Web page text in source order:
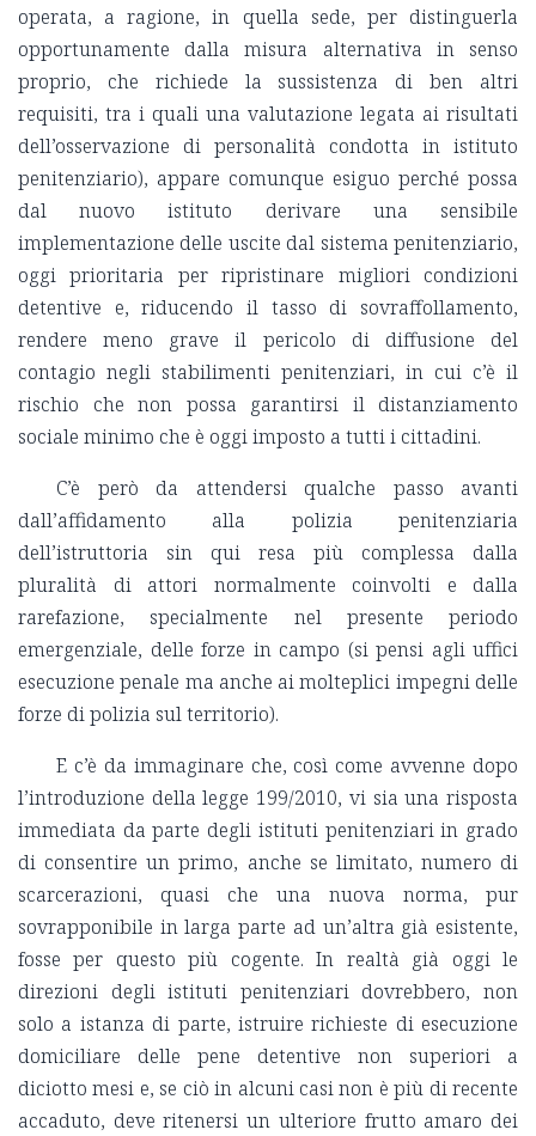
operata, a ragione, in quella sede, per distinguerla
opportunamente dalla misura alternativa in senso
proprio, che richiede la sussistenza di ben altri
requisiti, tra i quali una valutazione legata ai risultati
dell’osservazione di personalità condotta in istituto
penitenziario), appare comunque esiguo perché possa
dal nuovo istituto derivare una sensibile
implementazione delle uscite dal sistema penitenziario,
oggi prioritaria per ripristinare migliori condizioni
detentive e, riducendo il tasso di sovraffollamento,
rendere meno grave il pericolo di diffusione del
contagio negli stabilimenti penitenziari, in cui c’è il
rischio che non possa garantirsi il distanziamento
sociale minimo che è oggi imposto a tutti i cittadini.
C’è però da attendersi qualche passo avanti
dall’affidamento alla polizia penitenziaria
dell’istruttoria sin qui resa più complessa dalla
pluralità di attori normalmente coinvolti e dalla
rarefazione, specialmente nel presente periodo
emergenziale, delle forze in campo (si pensi agli uffici
esecuzione penale ma anche ai molteplici impegni delle
forze di polizia sul territorio).
E c’è da immaginare che, così come avvenne dopo
l’introduzione della legge 199/2010, vi sia una risposta
immediata da parte degli istituti penitenziari in grado
di consentire un primo, anche se limitato, numero di
scarcerazioni, quasi che una nuova norma, pur
sovrapponibile in larga parte ad un’altra già esistente,
fosse per questo più cogente. In realtà già oggi le
direzioni degli istituti penitenziari dovrebbero, non
solo a istanza di parte, istruire richieste di esecuzione
domiciliare delle pene detentive non superiori a
diciotto mesi e, se ciò in alcuni casi non è più di recente
accaduto, deve ritenersi un ulteriore frutto amaro dei